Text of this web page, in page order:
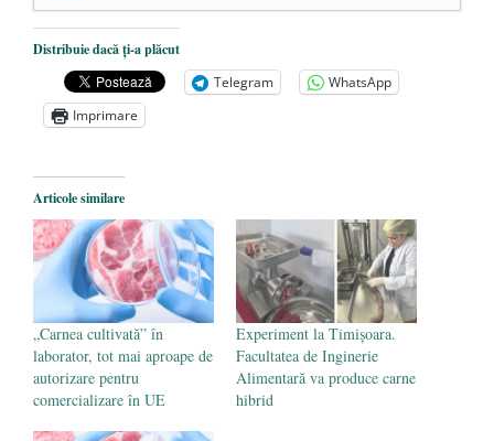
Mănăstirea „Sfânta Ana” Rohia. Părintele
Nicolae Steinhardt, comemorat la 102 ani
de la naștere - 29 iulie 2024
„Carnea cultivată” în laborator, tot mai
comercializare în UE
Părintele mărturisitor Constantin
Voicescu, pomenit, duminică, la
Mănăstirea Cernica - 27 iulie 2024
Distribuie dacă ți-a plăcut
Telegram
WhatsApp
Imprimare
Articole similare
„Carnea cultivată” în
laborator, tot mai aproape de
autorizare pentru
comercializare în UE
Experiment la Timișoara.
Facultatea de Inginerie
Alimentară va produce carne
hibrid